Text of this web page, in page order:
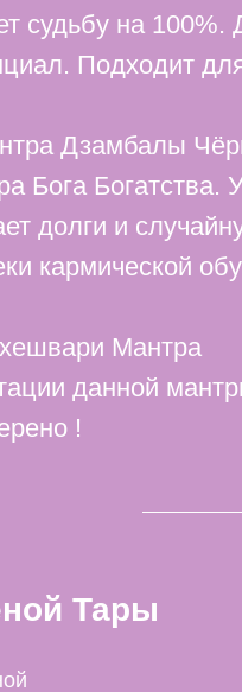
судьбу на 100%.
Подходит
Дзамбалы
Бога Богатства.
долги и
кармической
Мантра
данной
!
Тары